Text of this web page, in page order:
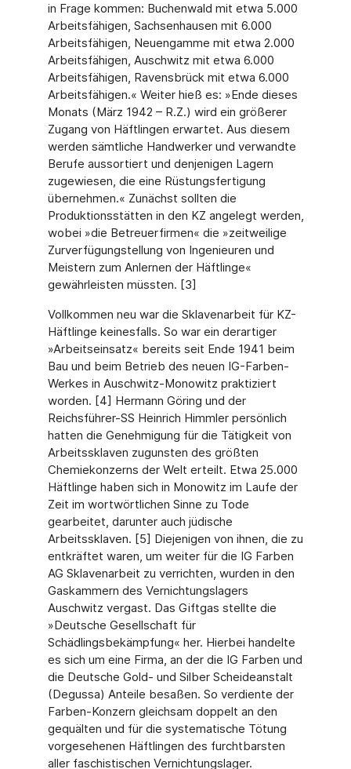
in Frage kommen: Buchenwald mit etwa 5.000
Arbeitsfähigen, Sachsenhausen mit 6.000
Arbeitsfähigen, Neuengamme mit etwa 2.000
Arbeitsfähigen, Auschwitz mit etwa 6.000
Arbeitsfähigen, Ravensbrück mit etwa 6.000
Arbeitsfähigen.« Weiter hieß es: »Ende dieses
Monats (März 1942 – R.Z.) wird ein größerer
Zugang von Häftlingen erwartet. Aus diesem
werden sämtliche Handwerker und verwandte
Berufe aussortiert und denjenigen Lagern
zugewiesen, die eine Rüstungsfertigung
übernehmen.« Zunächst sollten die
Produktionsstätten in den KZ angelegt werden,
wobei »die Betreuerfirmen« die »zeitweilige
Zurverfügungstellung von Ingenieuren und
Meistern zum Anlernen der Häftlinge«
gewährleisten müssten. [3]
Vollkommen neu war die Sklavenarbeit für KZ-
Häftlinge keinesfalls. So war ein derartiger
»Arbeitseinsatz« bereits seit Ende 1941 beim
Bau und beim Betrieb des neuen IG-Farben-
Werkes in Auschwitz-Monowitz praktiziert
worden. [4] Hermann Göring und der
Reichsführer-SS Heinrich Himmler persönlich
hatten die Genehmigung für die Tätigkeit von
Arbeitssklaven zugunsten des größten
Chemiekonzerns der Welt erteilt. Etwa 25.000
Häftlinge haben sich in Monowitz im Laufe der
Zeit im wortwörtlichen Sinne zu Tode
gearbeitet, darunter auch jüdische
Arbeitssklaven. [5] Diejenigen von ihnen, die zu
entkräftet waren, um weiter für die IG Farben
AG Sklavenarbeit zu verrichten, wurden in den
Gaskammern des Vernichtungslagers
Auschwitz vergast. Das Giftgas stellte die
»Deutsche Gesellschaft für
Schädlingsbekämpfung« her. Hierbei handelte
es sich um eine Firma, an der die IG Farben und
die Deutsche Gold- und Silber Scheideanstalt
(Degussa) Anteile besaßen. So verdiente der
Farben-Konzern gleichsam doppelt an den
gequälten und für die systematische Tötung
vorgesehenen Häftlingen des furchtbarsten
aller faschistischen Vernichtungslager.